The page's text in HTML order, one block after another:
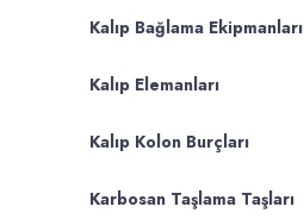
Kalıp Bağlama Ekipmanları
Kalıp Elemanları
Kalıp Kolon Burçları
Karbosan Taşlama Taşları